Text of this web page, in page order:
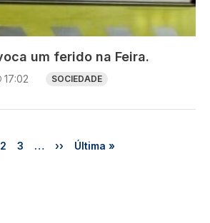
um ferido na Feira.
17:02 SOCIEDADE
Página
2 Página
3 … Próxima página
›› Última página
Última »